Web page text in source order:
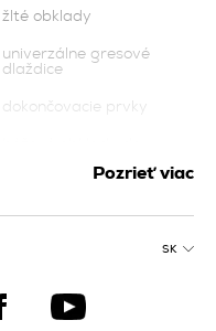
žlté obklady
univerzálne gresové
dlaždice
dokončovacie prvky
obývacej izby a spálne
oranžové kúpeľňové
obklady
Pozrieť viac
SK